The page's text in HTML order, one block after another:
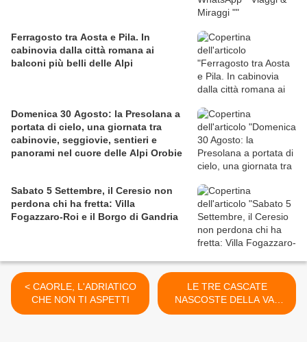
Ferragosto tra Aosta e Pila. In
cabinovia dalla città romana ai
balconi più belli delle Alpi
Domenica 30 Agosto: la Presolana a
portata di cielo, una giornata tra
cabinovie, seggiovie, sentieri e
panorami nel cuore delle Alpi Orobie
Sabato 5 Settembre, il Ceresio non
perdona chi ha fretta: Villa
Fogazzaro-Roi e il Borgo di Gandria
< CAORLE, L'ADRIATICO
CHE NON TI ASPETTI
LE TRE CASCATE
NASCOSTE DELLA VAL
NOVEGLIA ( Bardi) >